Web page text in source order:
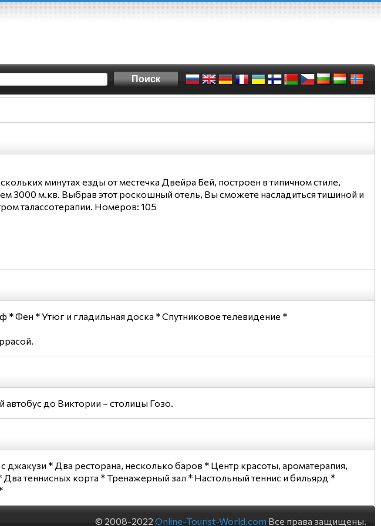
минутах езды от местечка Двейра Бей, построен в типичном стиле,
3000 м.кв. Выбрав этот роскошный отель, Вы сможете насладиться тишиной и
талассотерапии. Номеров: 105
Фен * Утюг и гладильная доска * Спутниковое телевидение *
до Виктории – столицы Гозо.
* Два ресторана, несколько баров * Центр красоты, ароматерапия,
теннисных корта * Тренажерный зал * Настольный теннис и бильярд *
© 2008-2022 Online-Tourist-World.com Все права защищены.